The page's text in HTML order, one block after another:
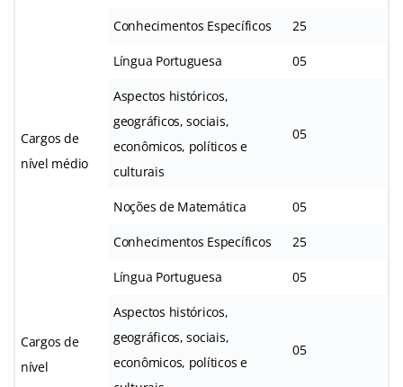
Conhecimentos Específicos 25
Cargos de
nível médio
Língua Portuguesa 05
Aspectos históricos,
geográficos, sociais,
econômicos, políticos e
culturais
05
Noções de Matemática 05
Conhecimentos Específicos 25
Cargos de
nível
Língua Portuguesa 05
Aspectos históricos,
geográficos, sociais,
econômicos, políticos e
05